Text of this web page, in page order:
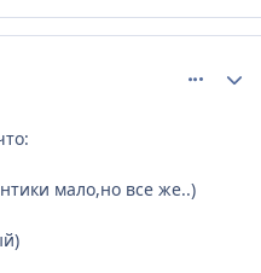
мало,но все же..)